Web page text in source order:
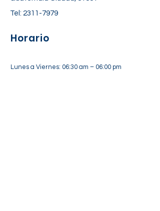
Tel: 2311-7979
Horario
Lunes a Viernes: 06:30 am – 06:00 pm